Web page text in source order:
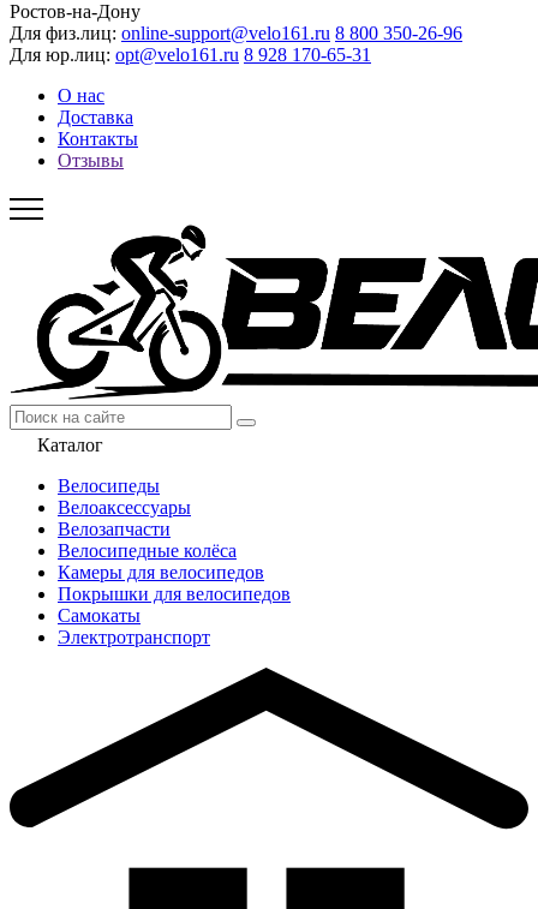
Ростов-на-Дону
Для физ.лиц: online-support@velo161.ru 8 800 350-26-96
Для юр.лиц: opt@velo161.ru 8 928 170-65-31
О нас
Доставка
Контакты
Отзывы
Каталог
Велосипеды
Велоаксессуары
Велозапчасти
Велосипедные колёса
Камеры для велосипедов
Покрышки для велосипедов
Самокаты
Электротранспорт